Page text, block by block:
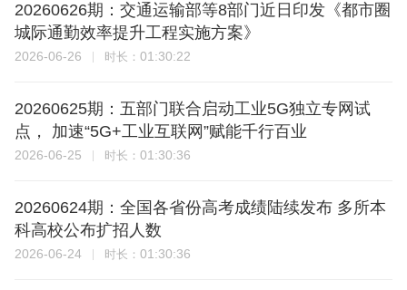
20260626期：交通运输部等8部门近日印发《都市圈
城际通勤效率提升工程实施方案》
2026-06-26 时长： 01:30:22
20260625期：五部门联合启动工业5G独立专网试
点， 加速“5G+工业互联网”赋能千行百业
2026-06-25 时长： 01:30:36
20260624期：全国各省份高考成绩陆续发布 多所本
科高校公布扩招人数
2026-06-24 时长： 01:30:36